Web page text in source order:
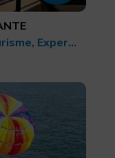
Turisme rural i natural, Enoturisme, Experiències Gastronòmiques l'Exquisit Mediterrani, Turisme gastronòmic